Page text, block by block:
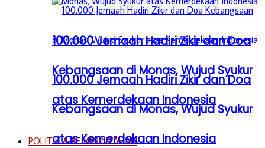
100.000 Jemaah Hadiri Zikir dan Doa
Kebangsaan di Monas, Wujud Syukur
atas Kemerdekaan Indonesia
POLITIK & PEMERINTAHAN
100.000 Jemaah Hadiri Zikir dan Doa
Kebangsaan di Monas, Wujud Syukur
atas Kemerdekaan Indonesia